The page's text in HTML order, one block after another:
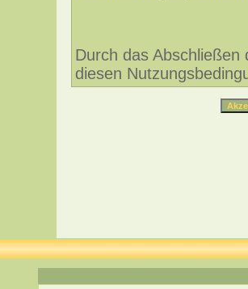
Durch das
diesen